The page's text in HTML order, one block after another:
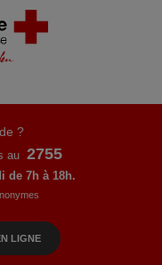
?
au 2755
de 7h à 18h.
LIGNE